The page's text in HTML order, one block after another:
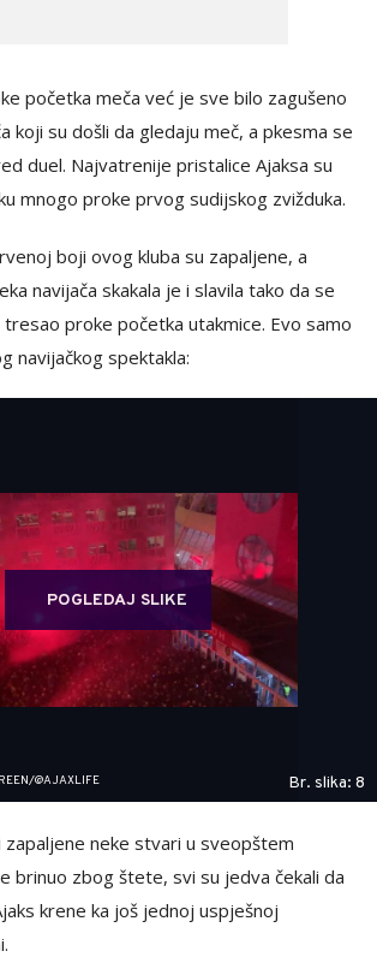
početka meča već je sve bilo zagušeno
koji su došli da gledaju meč, a pkesma se
duel. Najvatrenije pristalice Ajaksa su
mnogo proke prvog sudijskog zvižduka.
boji ovog kluba su zapaljene, a
navijača skakala je i slavila tako da se
proke početka utakmice. Evo samo
navijačkog spektakla:
POGLEDAJ SLIKE
@AJAXLIFE Br. slika: 8
zapaljene neke stvari u sveopštem
brinuo zbog štete, svi su jedva čekali da
krene ka još jednoj uspješnoj